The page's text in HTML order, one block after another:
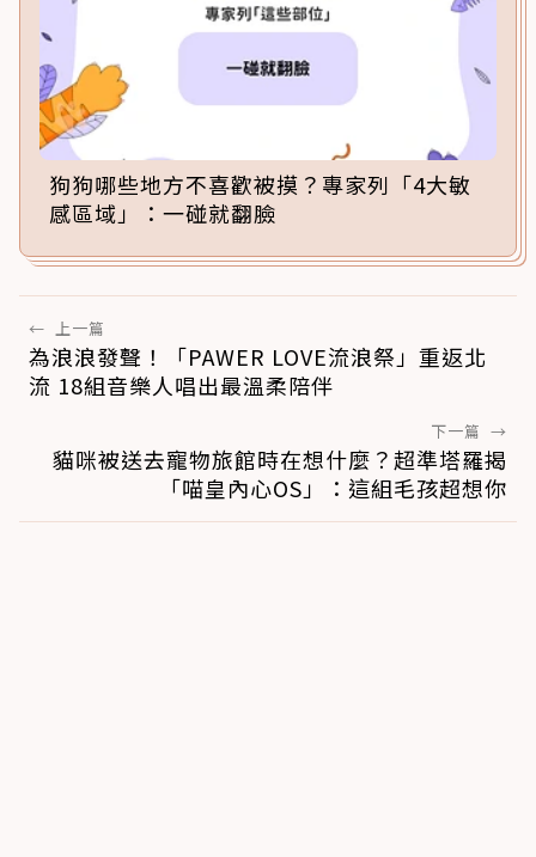
狗狗哪些地方不喜歡被摸？專家列「4大敏
感區域」：一碰就翻臉
← 上一篇
為浪浪發聲！「PAWER LOVE流浪祭」重返北
流 18組音樂人唱出最溫柔陪伴
下一篇 →
貓咪被送去寵物旅館時在想什麼？超準塔羅揭
「喵皇內心OS」：這組毛孩超想你